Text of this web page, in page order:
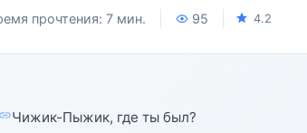
прочтения: 7 мин. 95 4.2
Чижик-Пыжик, где ты был?